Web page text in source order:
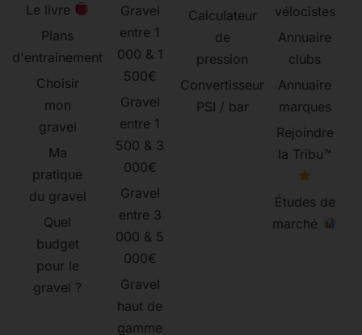
Le livre
Plans
d'entrainement
Choisir
mon
gravel
Ma
pratique
du gravel
Quel
budget
pour le
gravel ?
Gravel
entre 1
000 & 1
500€
Gravel
entre 1
500 & 3
000€
Gravel
entre 3
000 & 5
000€
Gravel
haut de
gamme
Calculateur
de
pression
Convertisseur
PSI / bar
vélocistes
Annuaire
clubs
Annuaire
marques
Rejoindre
la Tribu™
Études de
marché